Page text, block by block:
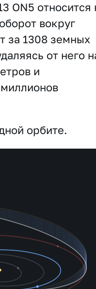
ON5 относится
вокруг
за 1308 земных
от него
и
орбите.